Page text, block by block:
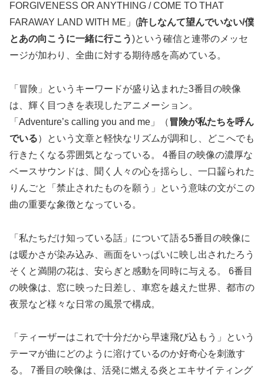
FORGIVENESS OR ANYTHING / COME TO THAT
FARAWAY LAND WITH ME」(許しなんて望んでいない/僕
とあの向こうに一緒に行こう)という確信と連帯のメッセ
ージが加わり、全曲に対する期待感を高めている。
「冒険」というキーワードが盛り込まれた3番目の映像
は、輝く目つきを表現したアニメーション。
「Adventure’s calling you and me」（ 冒険が私たちを呼ん
でいる）という文章と軽快なリズムが調和し、どこへでも
行きたくなる雰囲気となっている。 4番目の映像の濃厚な
ベースサウンドは、聞く人々の心を揺らし、一口齧られた
りんごと「禁止されたものを願う」という意味の文がこの
曲の重要な象徴となっている。
「私たちだけ知っている話」について語る5番目の映像に
は暖かさが染み込み、画面をいっぱいに映し出されたろう
そくと満開の花は、安らぎと感動を同時に与える。 6番目
の映像は、窓に映った日差し、車窓を越えた世界、都市の
夜景など様々な日常の風景で構成。
「ティーザーはこれで十分だから早速飛び込もう」という
テーマが曲にどのように溶けているのか好奇心を刺激す
る。 7番目の映像は、活発に燃える炎とエキサイティング